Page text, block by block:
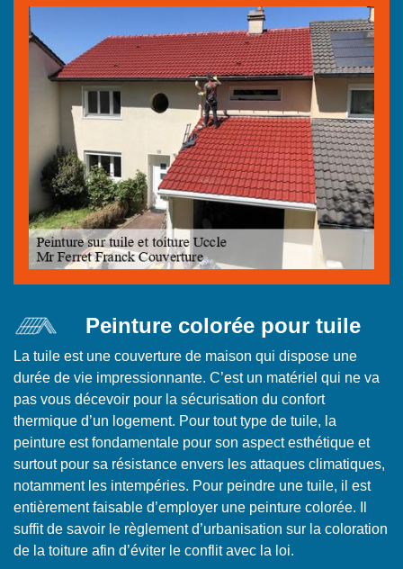
Peinture colorée pour tuile
La tuile est une couverture de maison qui dispose une
durée de vie impressionnante. C’est un matériel qui ne va
pas vous décevoir pour la sécurisation du confort
thermique d’un logement. Pour tout type de tuile, la
peinture est fondamentale pour son aspect esthétique et
surtout pour sa résistance envers les attaques climatiques,
notamment les intempéries. Pour peindre une tuile, il est
entièrement faisable d’employer une peinture colorée. Il
suffit de savoir le règlement d’urbanisation sur la coloration
de la toiture afin d’éviter le conflit avec la loi.